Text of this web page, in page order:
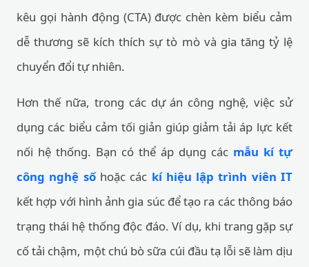
kêu gọi hành động (CTA) được chèn kèm biểu cảm
dễ thương sẽ kích thích sự tò mò và gia tăng tỷ lệ
chuyển đổi tự nhiên.
Hơn thế nữa, trong các dự án công nghệ, việc sử
dụng các biểu cảm tối giản giúp giảm tải áp lực kết
nối hệ thống. Bạn có thể áp dụng các mẫu kí tự
công nghệ sốhoặc các kí hiệu lập trình viên IT
kết hợp với hình ảnh gia súc để tạo ra các thông báo
trạng thái hệ thống độc đáo. Ví dụ, khi trang gặp sự
cố tải chậm, một chú bò sữa cúi đầu tạ lỗi sẽ làm dịu